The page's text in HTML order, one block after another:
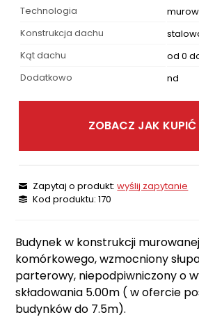
Technologia
Konstrukcja dachu
Kąt dachu od 0
Dodatkowo nd
ZOBACZ JAK KUPIĆ
Zapytaj o produkt:wyślij zapytanie
Kod produktu: 170
Budynek w konstrukcji
komórkowego, wzmocniony
parterowy, niepodpiwniczony o
składowania 5.00m ( w ofercie
budynków do 7.5m).